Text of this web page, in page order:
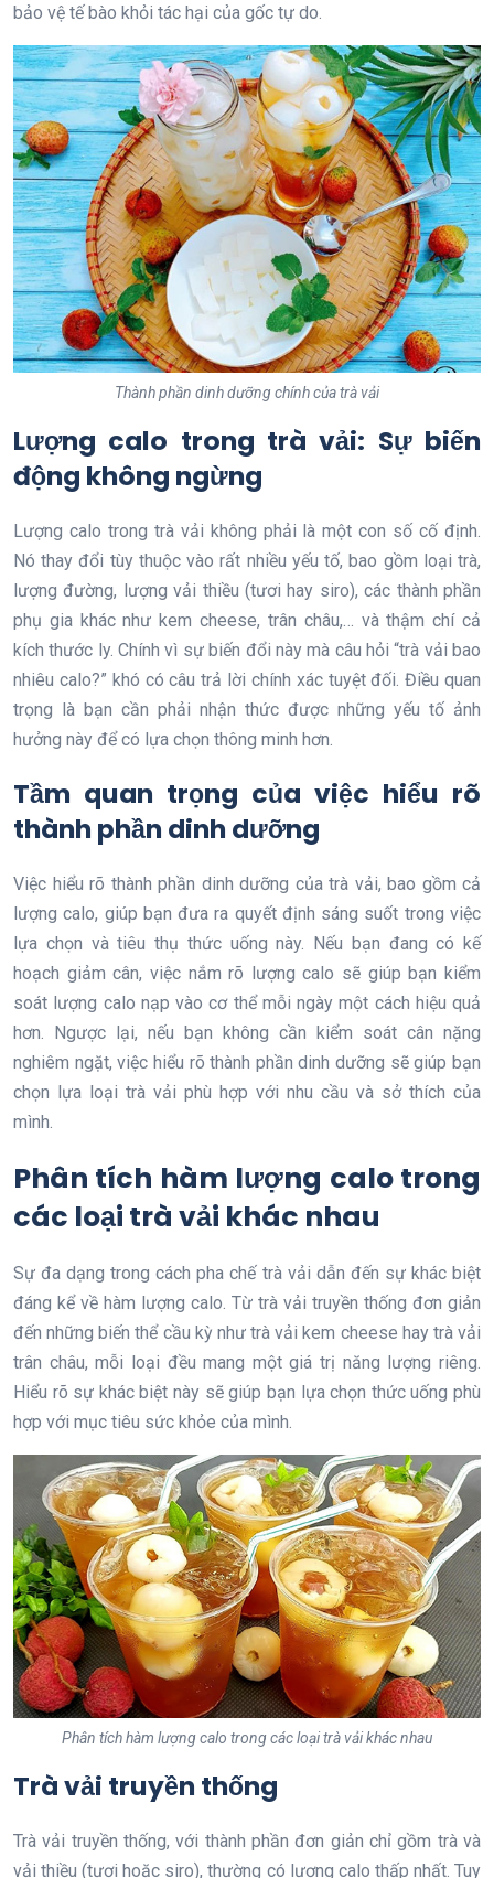
bảo vệ tế bào khỏi tác hại của gốc tự do.
Thành phần dinh dưỡng chính của trà vải
Lượng calo trong trà vải: Sự biến
động không ngừng
Lượng calo trong trà vải không phải là một con số cố định.
Nó thay đổi tùy thuộc vào rất nhiều yếu tố, bao gồm loại trà,
lượng đường, lượng vải thiều (tươi hay siro), các thành phần
phụ gia khác như kem cheese, trân châu,… và thậm chí cả
kích thước ly. Chính vì sự biến đổi này mà câu hỏi “trà vải bao
nhiêu calo?” khó có câu trả lời chính xác tuyệt đối. Điều quan
trọng là bạn cần phải nhận thức được những yếu tố ảnh
hưởng này để có lựa chọn thông minh hơn.
Tầm quan trọng của việc hiểu rõ
thành phần dinh dưỡng
Việc hiểu rõ thành phần dinh dưỡng của trà vải, bao gồm cả
lượng calo, giúp bạn đưa ra quyết định sáng suốt trong việc
lựa chọn và tiêu thụ thức uống này. Nếu bạn đang có kế
hoạch giảm cân, việc nắm rõ lượng calo sẽ giúp bạn kiểm
soát lượng calo nạp vào cơ thể mỗi ngày một cách hiệu quả
hơn. Ngược lại, nếu bạn không cần kiểm soát cân nặng
nghiêm ngặt, việc hiểu rõ thành phần dinh dưỡng sẽ giúp bạn
chọn lựa loại trà vải phù hợp với nhu cầu và sở thích của
mình.
Phân tích hàm lượng calo trong
các loại trà vải khác nhau
Sự đa dạng trong cách pha chế trà vải dẫn đến sự khác biệt
đáng kể về hàm lượng calo. Từ trà vải truyền thống đơn giản
đến những biến thể cầu kỳ như trà vải kem cheese hay trà vải
trân châu, mỗi loại đều mang một giá trị năng lượng riêng.
Hiểu rõ sự khác biệt này sẽ giúp bạn lựa chọn thức uống phù
hợp với mục tiêu sức khỏe của mình.
Phân tích hàm lượng calo trong các loại trà vải khác nhau
Trà vải truyền thống
Trà vải truyền thống, với thành phần đơn giản chỉ gồm trà và
vải thiều (tươi hoặc siro), thường có lượng calo thấp nhất. Tuy